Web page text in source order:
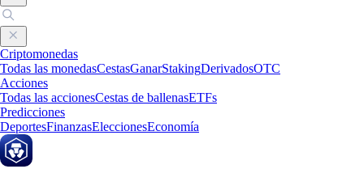
Criptomonedas
Todas las monedasCestasGanarStakingDerivadosOTC
Acciones
Todas las accionesCestas de ballenasETFs
Predicciones
DeportesFinanzasEleccionesEconomía